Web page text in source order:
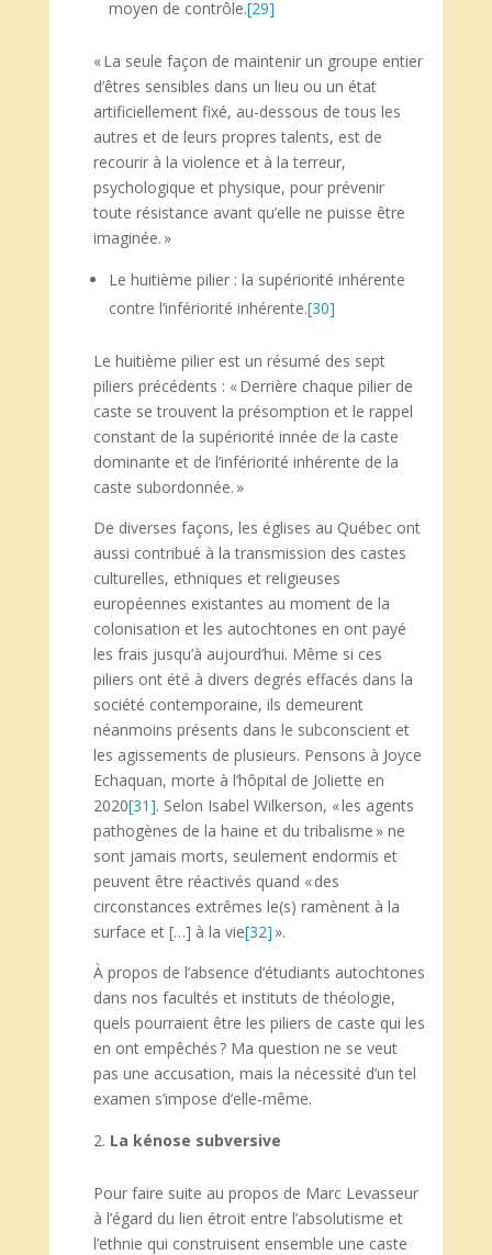
moyen de contrôle.[29]
« La seule façon de maintenir un groupe entier
d’êtres sensibles dans un lieu ou un état
artificiellement fixé, au-dessous de tous les
autres et de leurs propres talents, est de
recourir à la violence et à la terreur,
psychologique et physique, pour prévenir
toute résistance avant qu’elle ne puisse être
imaginée. »
Le huitième pilier : la supériorité inhérente
contre l’infériorité inhérente.[30]
Le huitième pilier est un résumé des sept
piliers précédents : « Derrière chaque pilier de
caste se trouvent la présomption et le rappel
constant de la supériorité innée de la caste
dominante et de l’infériorité inhérente de la
caste subordonnée. »
De diverses façons, les églises au Québec ont
aussi contribué à la transmission des castes
culturelles, ethniques et religieuses
européennes existantes au moment de la
colonisation et les autochtones en ont payé
les frais jusqu’à aujourd’hui. Même si ces
piliers ont été à divers degrés effacés dans la
société contemporaine, ils demeurent
néanmoins présents dans le subconscient et
les agissements de plusieurs. Pensons à Joyce
Echaquan, morte à l’hôpital de Joliette en
2020[31]. Selon Isabel Wilkerson, « les agents
pathogènes de la haine et du tribalisme » ne
sont jamais morts, seulement endormis et
peuvent être réactivés quand « des
circonstances extrêmes le(s) ramènent à la
surface et […] à la vie[32] ».
À propos de l’absence d’étudiants autochtones
dans nos facultés et instituts de théologie,
quels pourraient être les piliers de caste qui les
en ont empêchés ? Ma question ne se veut
pas une accusation, mais la nécessité d’un tel
examen s’impose d’elle-même.
La kénose subversive
Pour faire suite au propos de Marc Levasseur
à l’égard du lien étroit entre l’absolutisme et
l’ethnie qui construisent ensemble une caste